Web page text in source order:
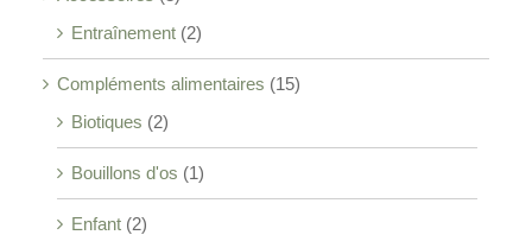
Entraînement (2)
Compléments alimentaires (15)
Biotiques (2)
Bouillons d'os (1)
Enfant (2)